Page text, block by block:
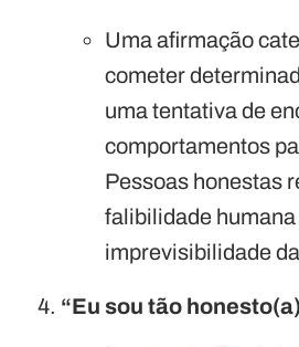
Uma afirmação
cometer
uma tentativa de
comportamentos
Pessoas honestas
falibilidade humana
imprevisibilidade
“Eu sou tão